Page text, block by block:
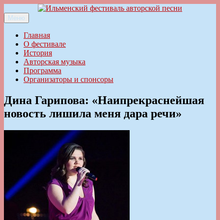
к
содержимому
Ильменский фестиваль авторской песни
Меню
Главная
О фестивале
История
Авторская музыка
Программа
Организаторы и спонсоры
Дина Гарипова: «Наипрекраснейшая
новость лишила меня дара речи»